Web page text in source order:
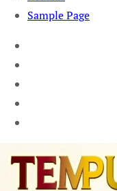
Sample Page